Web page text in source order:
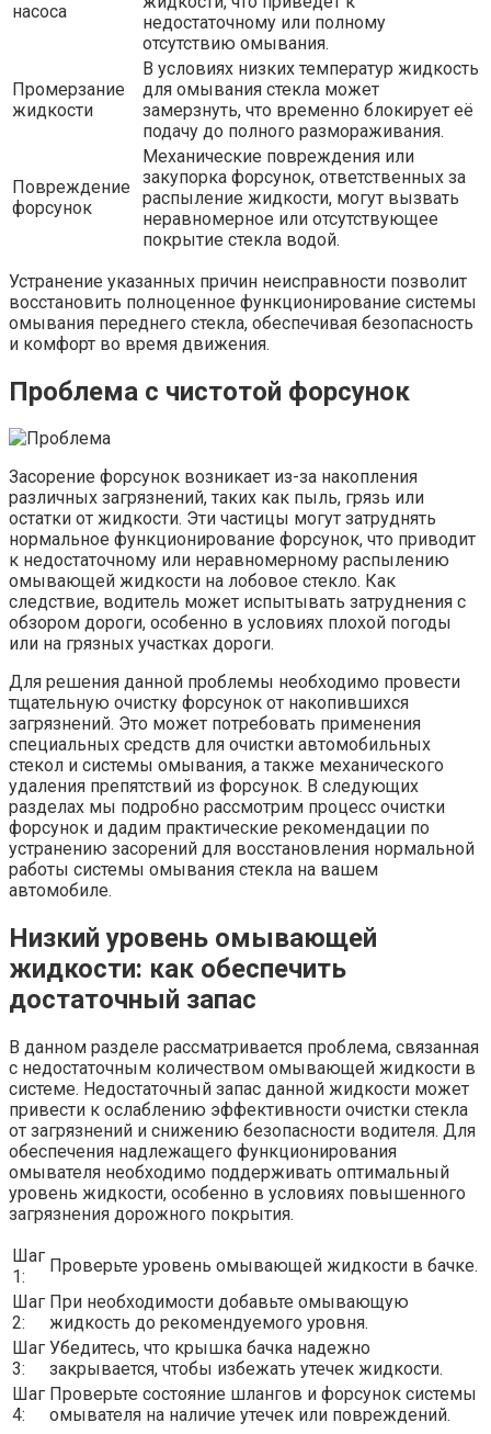
насоса
недостаточному или полному
отсутствию омывания.
Промерзание
жидкости
В условиях низких температур жидкость
для омывания стекла может
замерзнуть, что временно блокирует её
подачу до полного размораживания.
Повреждение
форсунок
Механические повреждения или
закупорка форсунок, ответственных за
распыление жидкости, могут вызвать
неравномерное или отсутствующее
покрытие стекла водой.
Устранение указанных причин неисправности позволит
восстановить полноценное функционирование системы
омывания переднего стекла, обеспечивая безопасность
и комфорт во время движения.
Проблема с чистотой форсунок
Засорение форсунок возникает из-за накопления
различных загрязнений, таких как пыль, грязь или
остатки от жидкости. Эти частицы могут затруднять
нормальное функционирование форсунок, что приводит
к недостаточному или неравномерному распылению
омывающей жидкости на лобовое стекло. Как
следствие, водитель может испытывать затруднения с
обзором дороги, особенно в условиях плохой погоды
или на грязных участках дороги.
Для решения данной проблемы необходимо провести
тщательную очистку форсунок от накопившихся
загрязнений. Это может потребовать применения
специальных средств для очистки автомобильных
стекол и системы омывания, а также механического
удаления препятствий из форсунок. В следующих
разделах мы подробно рассмотрим процесс очистки
форсунок и дадим практические рекомендации по
устранению засорений для восстановления нормальной
работы системы омывания стекла на вашем
автомобиле.
Низкий уровень омывающей
жидкости: как обеспечить
достаточный запас
В данном разделе рассматривается проблема, связанная
с недостаточным количеством омывающей жидкости в
системе. Недостаточный запас данной жидкости может
привести к ослаблению эффективности очистки стекла
от загрязнений и снижению безопасности водителя. Для
обеспечения надлежащего функционирования
омывателя необходимо поддерживать оптимальный
уровень жидкости, особенно в условиях повышенного
загрязнения дорожного покрытия.
Шаг
1:
Проверьте уровень омывающей жидкости в бачке.
Шаг
2:
При необходимости добавьте омывающую
жидкость до рекомендуемого уровня.
Шаг
3:
Убедитесь, что крышка бачка надежно
закрывается, чтобы избежать утечек жидкости.
Шаг
4:
Проверьте состояние шлангов и форсунок системы
омывателя на наличие утечек или повреждений.